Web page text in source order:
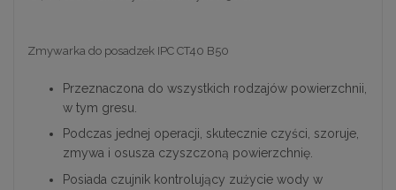
Zmywarka do posadzek IPC CT40 B50
Przeznaczona do wszystkich rodzajów powierzchnii,
w tym gresu.
Podczas jednej operacji, skutecznie czyści, szoruje,
zmywa i osusza czyszczoną powierzchnię.
Posiada czujnik kontrolujący zużycie wody w